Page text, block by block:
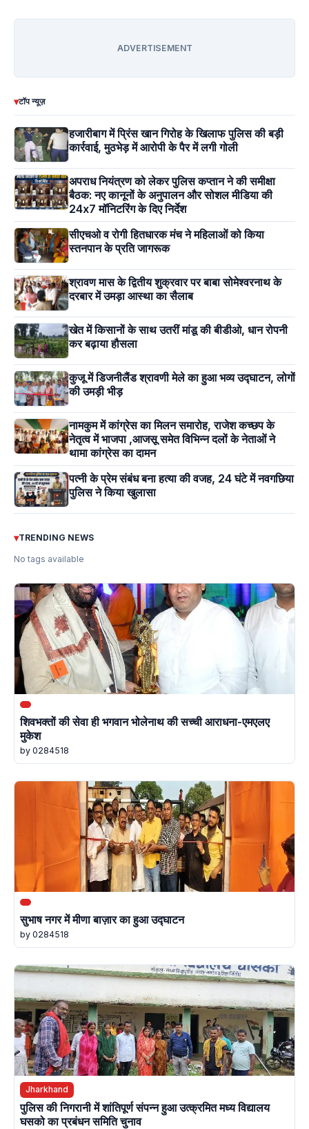
ADVERTISEMENT
▾टॉप न्यूज़
हजारीबाग में प्रिंस खान गिरोह के खिलाफ पुलिस की बड़ी
कार्रवाई, मुठभेड़ में आरोपी के पैर में लगी गोली
अपराध नियंत्रण को लेकर पुलिस कप्तान ने की समीक्षा
बैठक: नए कानूनों के अनुपालन और सोशल मीडिया की
24x7 मॉनिटरिंग के दिए निर्देश
सीएचओ व रोगी हितधारक मंच ने महिलाओं को किया
स्तनपान के प्रति जागरूक
श्रावण मास के द्वितीय शुक्रवार पर बाबा सोमेश्वरनाथ के
दरबार में उमड़ा आस्था का सैलाब
खेत में किसानों के साथ उतरीं मांडू की बीडीओ, धान रोपनी
कर बढ़ाया हौसला
कुजू में डिजनीलैंड श्रावणी मेले का हुआ भव्य उद्घाटन, लोगों
की उमड़ी भीड़
नामकुम में कांग्रेस का मिलन समारोह, राजेश कच्छप के
नेतृत्व में भाजपा ,आजसू समेत विभिन्न दलों के नेताओं ने
थामा कांग्रेस का दामन
पत्नी के प्रेम संबंध बना हत्या की वजह, 24 घंटे में नवगछिया
पुलिस ने किया खुलासा
▾TRENDING NEWS
No tags available
शिवभक्तों की सेवा ही भगवान भोलेनाथ की सच्ची आराधना-एमएलए
मुकेश
by 0284518
सुभाष नगर में मीणा बाज़ार का हुआ उद्घाटन
by 0284518
Jharkhand
पुलिस की निगरानी में शांतिपूर्ण संपन्न हुआ उत्क्रमित मध्य विद्यालय
घसको का प्रबंधन समिति चुनाव